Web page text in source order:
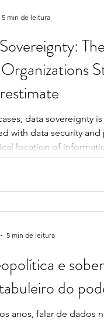
Rodrigues
data sovereignty
with data security and
location of
but clearly
complying with
or keeping data
5 min de leitura
e
do
anos, falar de dados
5 min de leitura